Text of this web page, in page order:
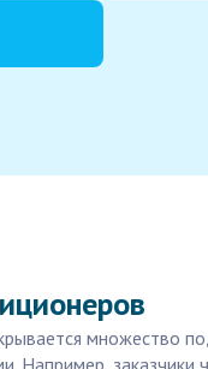
множество
заказчики